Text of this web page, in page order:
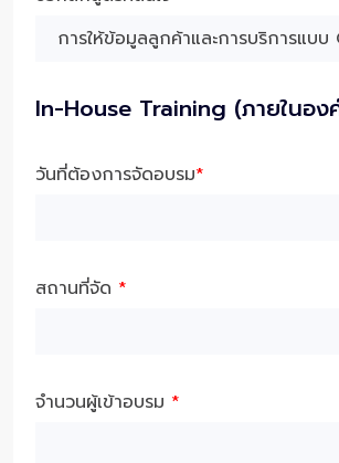
In-House Training (ภายในอง
วันที่ต้องการจัดอบรม*
สถานที่จัด *
จำนวนผู้เข้าอบรม *